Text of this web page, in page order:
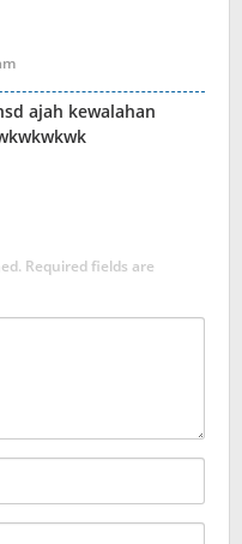
ajah kewalahan
Required fields are